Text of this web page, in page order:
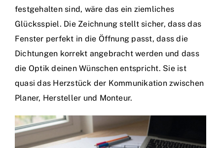
festgehalten sind, wäre das ein ziemliches
Glücksspiel. Die Zeichnung stellt sicher, dass das
Fenster perfekt in die Öffnung passt, dass die
Dichtungen korrekt angebracht werden und dass
die Optik deinen Wünschen entspricht. Sie ist
quasi das Herzstück der Kommunikation zwischen
Planer, Hersteller und Monteur.